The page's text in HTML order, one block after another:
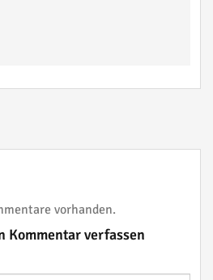
vorhanden.
Kommentar verfassen